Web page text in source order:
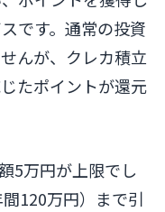
です。通常の投資
んが、クレカ積立
たポイントが還元
5万円が上限でし
120万円）まで引